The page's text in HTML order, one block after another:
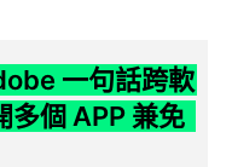
一句話跨軟
多個 APP 兼免